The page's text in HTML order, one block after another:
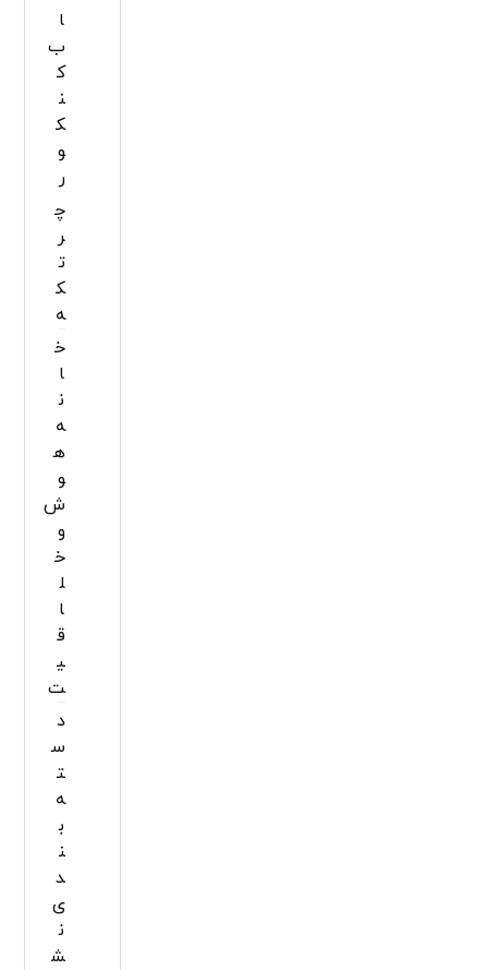
ا
ب
ک
ن
ک
و
ر
چ
ر
ت
ک
ه
خ
ا
ن
ه
ه
و
ش
و
خ
ل
ا
ق
ی
ت
د
س
ت
ه‌
ب
ن
د
ی
ن
ش